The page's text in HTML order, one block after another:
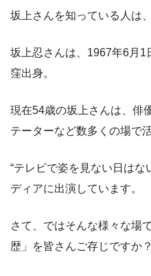
坂上さんを知っている人は
坂上忍さんは、1967年6月
窪出身。
現在54歳の坂上さんは、俳
テーターなど数多くの場で
“テレビで姿を見ない日はな
ディアに出演しています。
さて、ではそんな様々な場
歴」を皆さんご存じですか？